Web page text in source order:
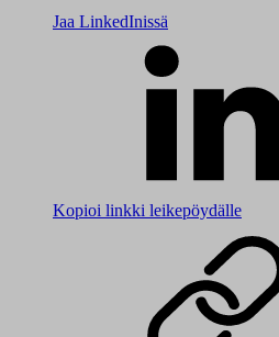
Jaa LinkedInissä
Kopioi linkki leikepöydälle